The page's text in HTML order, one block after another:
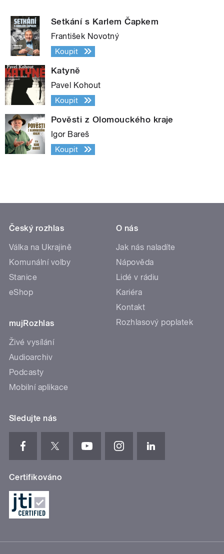
Setkání s Karlem Čapkem
František Novotný
Koupit
Katyně
Pavel Kohout
Koupit
Pověsti z Olomouckého kraje
Igor Bareš
Koupit
Český rozhlas
Válka na Ukrajině
Komunální volby
Stanice
eShop
mujRozhlas
Živé vysílání
Audioarchiv
Podcasty
Mobilní aplikace
O nás
Jak nás naladíte
Nápověda
Lidé v rádiu
Kariéra
Kontakt
Rozhlasový poplatek
Sledujte nás
Certifikováno